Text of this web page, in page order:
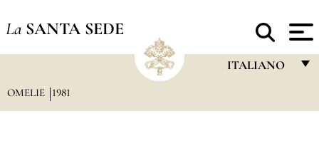
La SANTA SEDE
ITALIANO
OMELIE 1981